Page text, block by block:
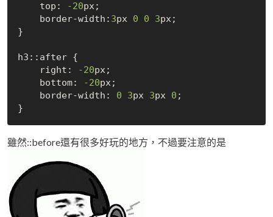
    top:
-20px;
    border-width:
3px 0 0 3px;
}
h3::after {
    right:
-20px;
    bottom:
-20px;
    border-width:
0 3px 3px 0 ;
雖然::before還有很多好玩的地方，不過要注意的是